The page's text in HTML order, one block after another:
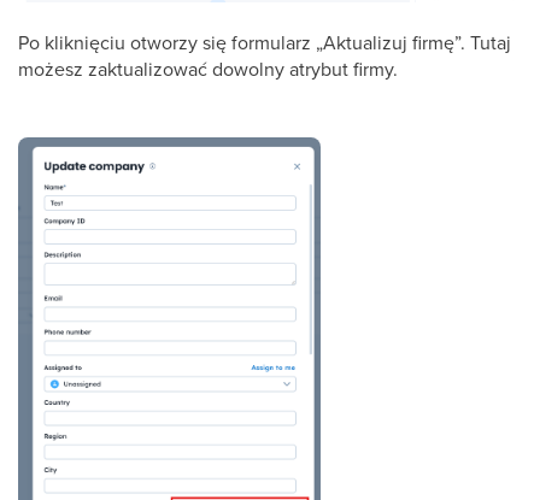
Po kliknięciu otworzy się formularz „Aktualizuj firmę”. Tutaj
możesz zaktualizować dowolny atrybut firmy.